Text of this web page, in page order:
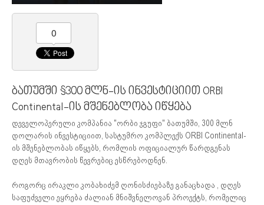
0
ბათუმში $300 მლნ-ის ინვესტიციით ORBI
Continental-ის მშენებლობა იწყება
დეველოპერული კომპანია "ორბი ჯგუფი" ბათუმში, 300 მლნ
დოლარის ინვესტიციით, სასტუმრო კომპლექს ORBI Continental-
ის მშენებლობას იწყებს, რომლის ოფიციალურ წარდგენას
დღეს მთავრობის წევრებიც ესწრებოდნენ.
როგორც ირაკლი კობახიძემ ღონისძიებაზე განაცხადა , დღეს
საფუძველი ეყრება ძალიან მნიშვნელოვან პროექტს, რომელიც